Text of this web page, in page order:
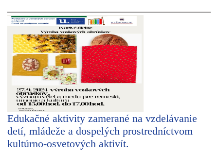
Edukačné aktivity zamerané na vzdelávanie
detí, mládeže a dospelých prostredníctvom
kultúrno-osvetových aktivít.